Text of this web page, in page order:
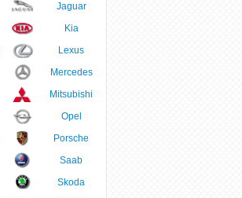
Jaguar
Kia
Lexus
Mercedes
Mitsubishi
Opel
Porsche
Saab
Skoda